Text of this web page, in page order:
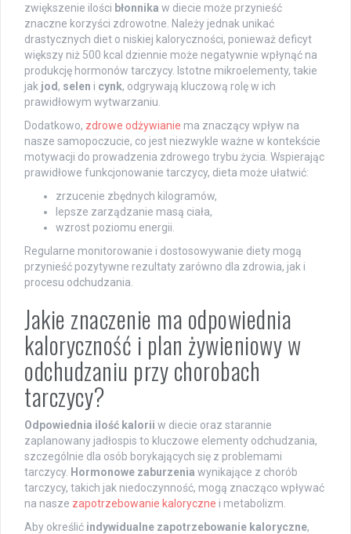
zwiększenie ilości błonnika w diecie może przynieść
znaczne korzyści zdrowotne. Należy jednak unikać
drastycznych diet o niskiej kaloryczności, ponieważ deficyt
większy niż 500 kcal dziennie może negatywnie wpłynąć na
produkcję hormonów tarczycy. Istotne mikroelementy, takie
jak jod , selen i cynk, odgrywają kluczową rolę w ich
prawidłowym wytwarzaniu.
Dodatkowo, zdrowe odżywianie ma znaczący wpływ na
nasze samopoczucie, co jest niezwykle ważne w kontekście
motywacji do prowadzenia zdrowego trybu życia. Wspierając
prawidłowe funkcjonowanie tarczycy, dieta może ułatwić:
zrzucenie zbędnych kilogramów,
lepsze zarządzanie masą ciała,
wzrost poziomu energii.
Regularne monitorowanie i dostosowywanie diety mogą
przynieść pozytywne rezultaty zarówno dla zdrowia, jak i
procesu odchudzania.
Jakie znaczenie ma odpowiednia
kaloryczność i plan żywieniowy w
odchudzaniu przy chorobach
tarczycy?
Odpowiednia ilość kalorii w diecie oraz starannie
zaplanowany jadłospis to kluczowe elementy odchudzania,
szczególnie dla osób borykających się z problemami
tarczycy. Hormonowe zaburzenia wynikające z chorób
tarczycy, takich jak niedoczynność, mogą znacząco wpływać
na nasze zapotrzebowanie kaloryczne i metabolizm.
Aby określić indywidualne zapotrzebowanie kaloryczne,